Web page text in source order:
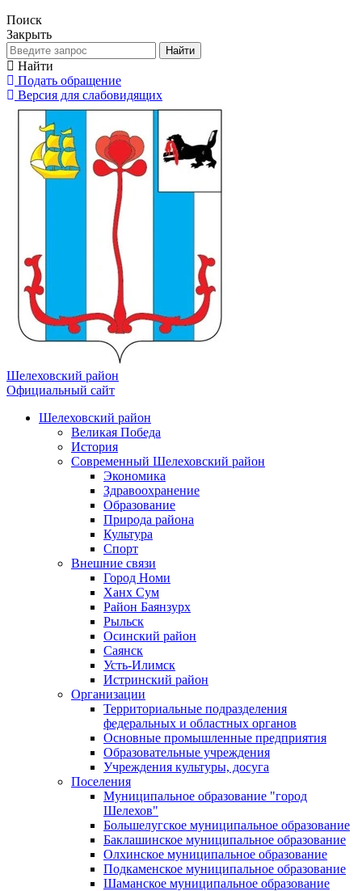
Поиск
Закрыть
Найти
Найти
Подать обращение
Версия для слабовидящих
Шелеховский район
Официальный сайт
Шелеховский район
Великая Победа
История
Современный Шелеховский район
Экономика
Здравоохранение
Образование
Природа района
Культура
Спорт
Внешние связи
Город Номи
Ханх Сум
Район Баянзурх
Рыльск
Осинский район
Саянск
Усть-Илимск
Истринский район
Организации
Территориальные подразделения
федеральных и областных органов
Основные промышленные предприятия
Образовательные учреждения
Учреждения культуры, досуга
Поселения
Муниципальное образование "город
Шелехов"
Большелугское муниципальное образование
Баклашинское муниципальное образование
Олхинское муниципальное образование
Подкаменское муниципальное образование
Шаманское муниципальное образование